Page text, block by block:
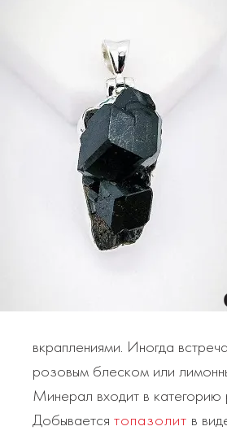
вкраплениями. Иногда
розовым блеском или
Минерал входит в категорию
Добывается топазолит в